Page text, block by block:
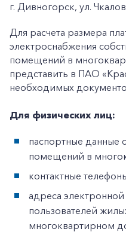
г. Дивногорск, ул.
Для расчета размера
электроснабжения
помещений в
представить в ПАО
необходимых
Для физических лиц:
паспортные данные
помещений в
контактные
адреса
пользователей
многоквартирном